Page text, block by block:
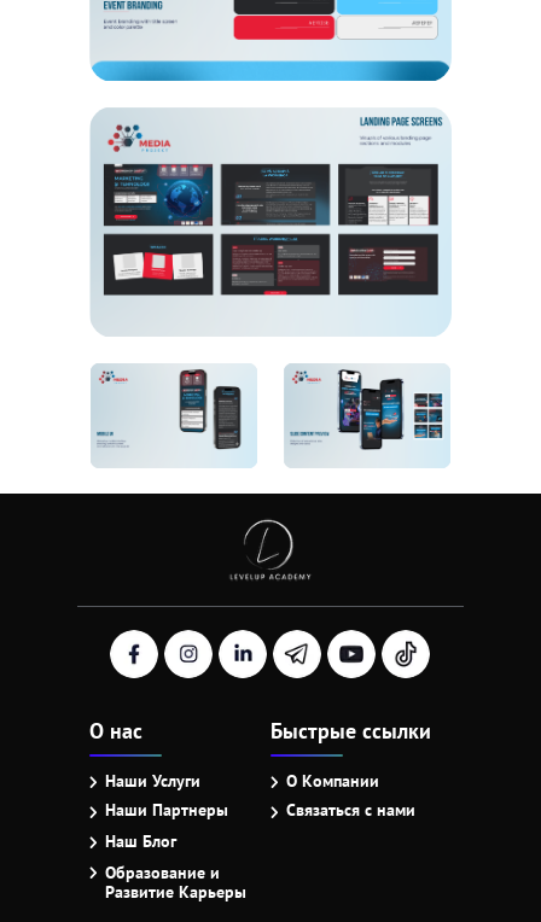
Наши Услуги
Наши Партнеры
О нас
Наш Блог
Образование и
Развитие Карьеры
Связаться с нами
О Компании
Быстрые ссылки